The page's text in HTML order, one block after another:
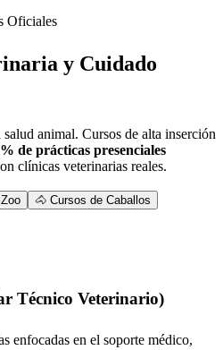
Oficiales
y Cuidado
animal. Cursos de alta inserción
de prácticas presenciales
clínicas veterinarias reales.
🐴 Cursos de Caballos
Técnico Veterinario)
enfocadas en el soporte médico,